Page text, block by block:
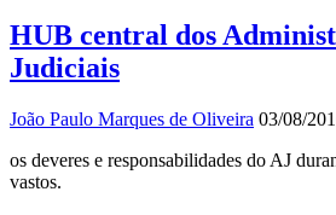
HUB central dos
Judiciais
João Paulo Marques de Oliveira 03/08/
os deveres e responsabilidades do AJ
vastos.